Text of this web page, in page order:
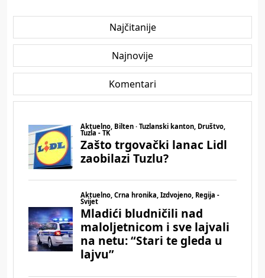
Najčitanije
Najnovije
Komentari